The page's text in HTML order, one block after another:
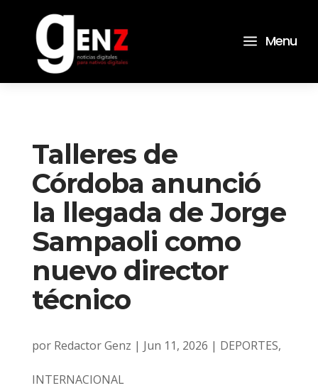
a Menu
Talleres de
Córdoba anunció
la llegada de Jorge
Sampaoli como
nuevo director
técnico
por Redactor Genz | Jun 11, 2026 | DEPORTES,
INTERNACIONAL